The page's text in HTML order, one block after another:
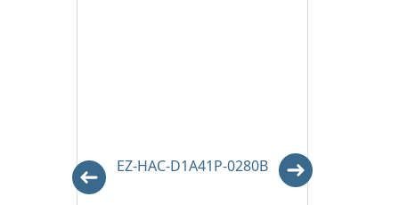
EZ-HAC-D1A41P-0280B